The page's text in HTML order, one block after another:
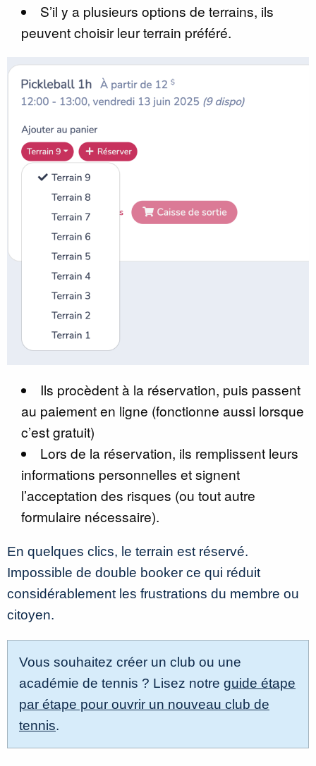
S’il y a plusieurs options de terrains, ils
peuvent choisir leur terrain préféré.
Ils procèdent à la réservation, puis passent
au paiement en ligne (fonctionne aussi lorsque
c’est gratuit)
Lors de la réservation, ils remplissent leurs
informations personnelles et signent
l’acceptation des risques (ou tout autre
formulaire nécessaire).
En quelques clics, le terrain est réservé.
Impossible de double booker ce qui réduit
considérablement les frustrations du membre ou
citoyen.
Vous souhaitez créer un club ou une
académie de tennis ? Lisez notre guide étape
par étape pour ouvrir un nouveau club de
tennis.